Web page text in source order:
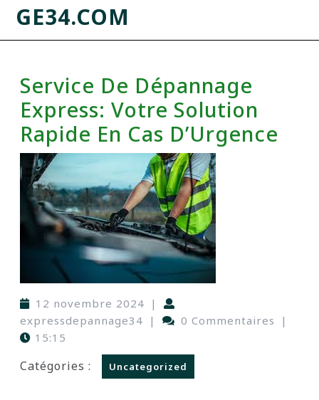
GE34.COM
Service De Dépannage
Express: Votre Solution
Rapide En Cas D’Urgence
12 novembre 2024 |
expressdepannage34 | 0 Commentaires
|
15:15
Catégories : Uncategorized